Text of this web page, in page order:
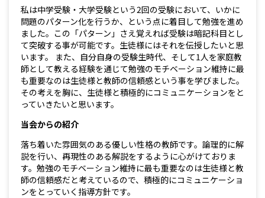
私は中学受験・大学受験という2回の受験において、いかに
問題のパターン化を行うか、という点に着目して勉強を進め
ました。この「パターン」さえ覚えれば受験は暗記科目とし
て突破する事が可能です。生徒様にはそれを伝授したいと思
います。 また、自分自身の受験生時代、そして1人を家庭教
師として教える経験を通じて勉強のモチベーション維持に最
も重要なのは生徒様と教師の信頼感という事を学びました。
その考えを胸に、生徒様と積極的にコミュニケーションをと
っていきたいと思います。
当会からの紹介
落ち着いた雰囲気のある優しい性格の教師です。論理的に解
説を行い、再現性のある解説をするように心がけておりま
す。勉強のモチベーション維持に最も重要なのは生徒様と教
師の信頼感だと考えているので、積極的にコミュニケーショ
ンをとっていく指導方針です。